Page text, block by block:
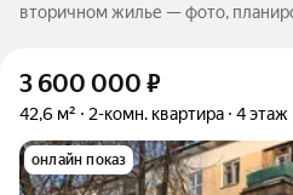
вторичном жилье — фото,
3 600 000 ₽
42,6 м² 2-комн. квартира 4 этаж
онлайн показ